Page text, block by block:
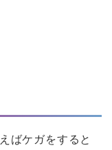
ばケガをすると